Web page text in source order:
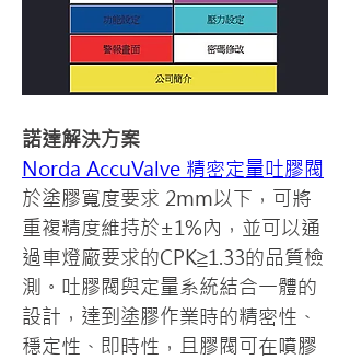
諾達解決方案
Norda AccuValve 精密定量吐膠閥
於塗膠寬度要求 2mm以下，可將
重複精度維持於±1%內，並可以通
過車燈廠要求的CPK≧1.33的品質檢
測。吐膠閥與定量系統結合一體的
設計，達到塗膠作業時的精密性、
穩定性、即時性，且膠閥可在噴膠